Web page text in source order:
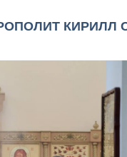
КИРИЛЛ